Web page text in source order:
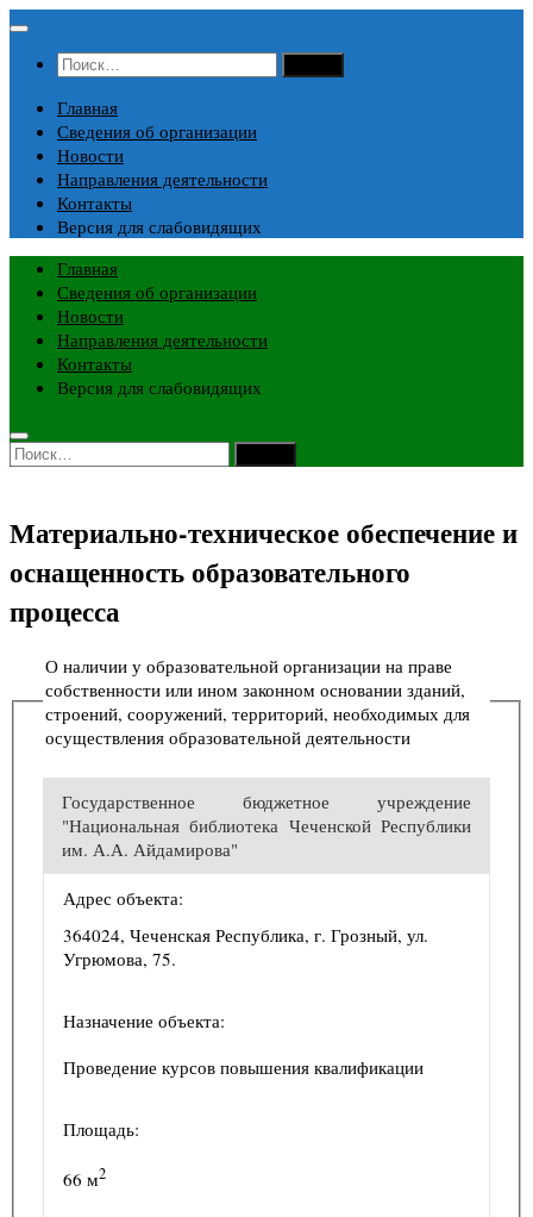
Перейти
содержимому
Найти:
Главная
Сведения об организации
Новости
Направления деятельности
Контакты
Версия для слабовидящих
Главная
Сведения об организации
Новости
Направления деятельности
Контакты
Версия для слабовидящих
Найти:
Материально-техническое обеспечение и
оснащенность образовательного
процесса
О наличии у образовательной организации на праве
собственности или ином законном основании зданий,
строений, сооружений, территорий, необходимых для
осуществления образовательной деятельности
Государственное бюджетное учреждение
"Национальная библиотека Чеченской Республики
им. А.А. Айдамирова"
Адрес объекта:
364024, Чеченская Республика, г. Грозный, ул.
Угрюмова, 75.
Назначение объекта:
Проведение курсов повышения квалификации
Площадь:
66 м2